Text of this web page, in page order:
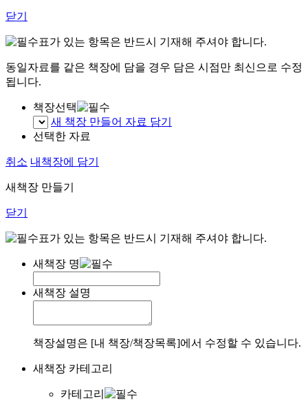
닫기
표가 있는 항목은 반드시 기재해 주셔야 합니다.
동일자료를 같은 책장에 담을 경우 담은 시점만 최신으로 수정
됩니다.
책장선택
새 책장 만들어 자료 담기
선택한 자료
취소 내책장에 담기
새책장 만들기
닫기
표가 있는 항목은 반드시 기재해 주셔야 합니다.
새책장 명
새책장 설명
책장설명은 [내 책장/책장목록]에서 수정할 수 있습니다.
새책장 카테고리
카테고리